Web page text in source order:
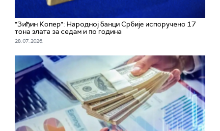
"Зиђин Копер": Народној банци Србије испоручено 17
тона злата за седам и по година
28. 07. 2026.